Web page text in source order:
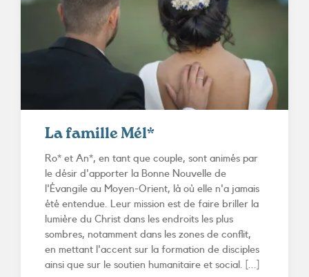
La famille Mél*
Ro* et An*, en tant que couple, sont animés par
le désir d'apporter la Bonne Nouvelle de
l'Évangile au Moyen-Orient, là où elle n'a jamais
été entendue. Leur mission est de faire briller la
lumière du Christ dans les endroits les plus
sombres, notamment dans les zones de conflit,
en mettant l'accent sur la formation de disciples
ainsi que sur le soutien humanitaire et social. [...]